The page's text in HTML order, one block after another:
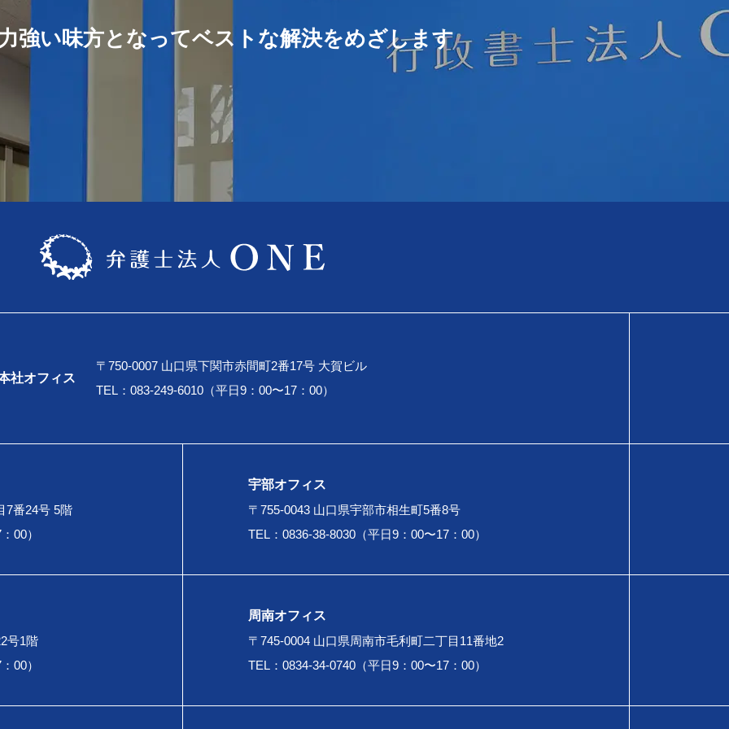
強い味方となってベストな解決をめざします
社オフィス
〒750-0007 山口県下関市赤間町2番17号 大賀ビル
TEL：083-249-6010（平日9：00〜17：00）
7番24号 5階
00）
宇部オフィス
〒755-0043 山口県宇部市相生町5番8号
TEL：0836-38-8030（平日9：00〜17：00）
号1階
00）
周南オフィス
〒745-0004 山口県周南市毛利町二丁目11番地2
TEL：0834-34-0740（平日9：00〜17：00）